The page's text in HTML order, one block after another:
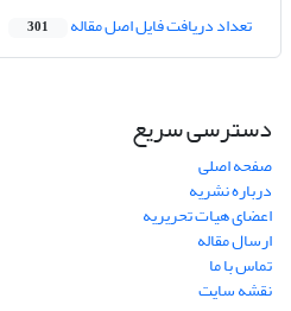
تعداد دریافت فایل اصل مقاله 301
دسترسی سریع
صفحه اصلی
درباره نشریه
اعضای هیات تحریریه
ارسال مقاله
تماس با ما
نقشه سایت